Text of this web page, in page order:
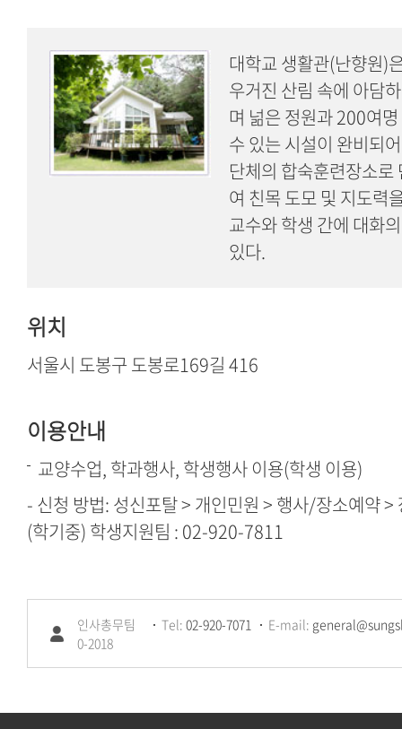
대학교 생활관(난향원)
우거진 산림 속에 아담
며 넒은 정원과 200여
수 있는 시설이 완비되
단체의 합숙훈련장소로
여 친목 도모 및 지도력
교수와 학생 간에 대화
있다.
위치
서울시 도봉구 도봉로169길 416
이용안내
교양수업, 학과행사, 학생행사 이용(학생 이용)
- 신청 방법: 성신포탈 > 개인민원 > 행사/장소예약 >
(학기중) 학생지원팀 : 02-920-7811
인사총무팀 Tel: 02-920-7071 E-mail:
0-2018